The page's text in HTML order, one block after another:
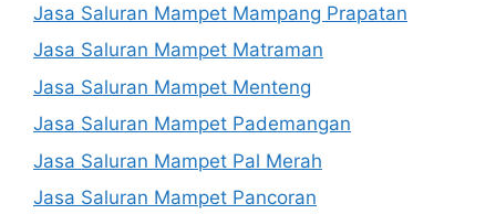
Jasa Saluran Mampet Mampang Prapatan
Jasa Saluran Mampet Matraman
Jasa Saluran Mampet Menteng
Jasa Saluran Mampet Pademangan
Jasa Saluran Mampet Pal Merah
Jasa Saluran Mampet Pancoran